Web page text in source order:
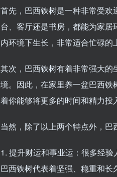
首先，巴西铁树是一种非常受
台、客厅还是书房，都能为家
内环境下生长，非常适合忙碌的
其次，巴西铁树有着非常强大
境。因此，在家里养一盆巴西
着你能够将更多的时间和精力投
当然，除了以上两个特点外，巴
1. 提升财运和事业运：很多经
巴西铁树代表着坚强、稳重和